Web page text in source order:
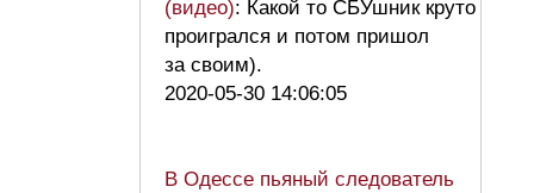
(видео): Какой то СБУшник круто
проигрался и потом пришол
за своим).
2020-05-30 14:06:05
В Одессе пьяный следователь